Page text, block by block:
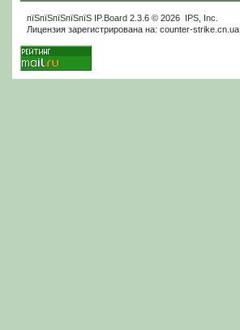
пїЅпїЅпїЅпїЅпїЅ IP.Board2.3.6 © 2026 IPS, Inc
Лицензия зарегистрирована на: counter-strike.cn.ua